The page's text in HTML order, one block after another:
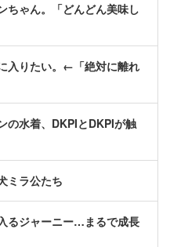
ちゃん。「どんどん美味し
入りたい。←「絶対に離れ
の水着、DKPIとDKPIが触
ミラ公たち
るジャーニー…まるで成長